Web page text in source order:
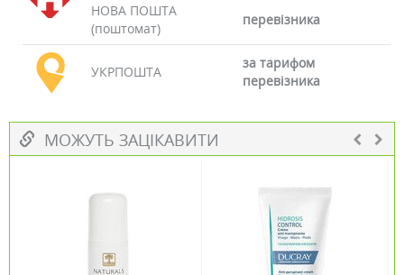
НОВА ПОШТА
(поштомат)
перевізника
УКРПОШТА
за тарифом
перевізника
МОЖУТЬ ЗАЦІКАВИТИ